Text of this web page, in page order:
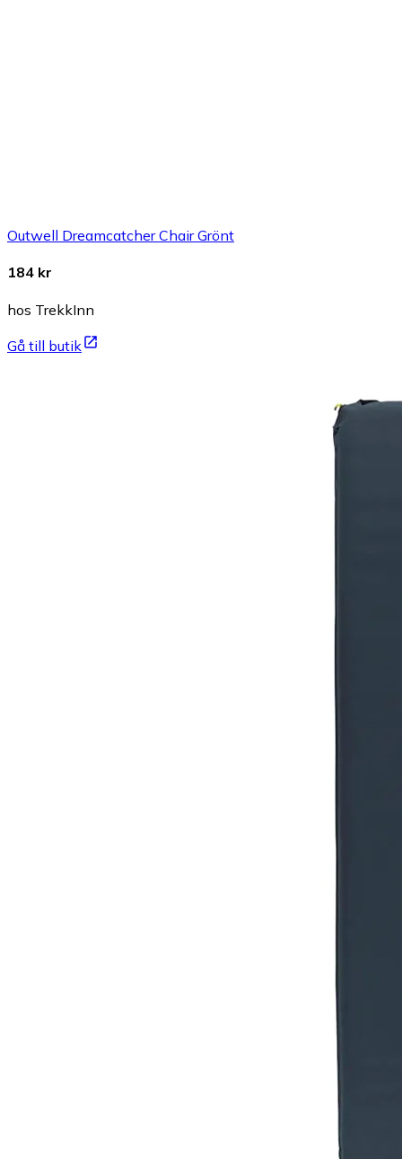
Outwell Dreamcatcher Chair Grönt
184 kr
hos TrekkInn
Gå till butik